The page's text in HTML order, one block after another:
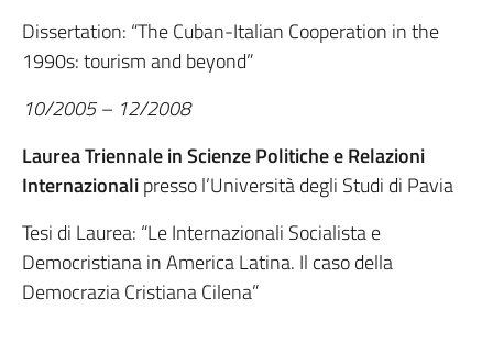
Dissertation: “The Cuban-Italian Cooperation in the
1990s: tourism and beyond”
10/2005 – 12/2008
Laurea Triennale in Scienze Politichee Relazioni
Internazionalipresso l’Università degli Studi di Pavia
Tesi di Laurea: “Le Internazionali Socialista e
Democristiana in America Latina. Il caso della
Democrazia Cristiana Cilena”